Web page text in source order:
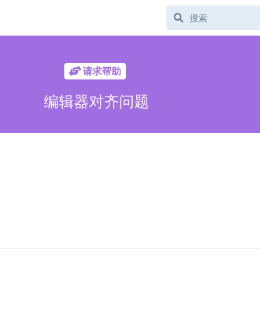
请求帮助
编辑器对齐问题